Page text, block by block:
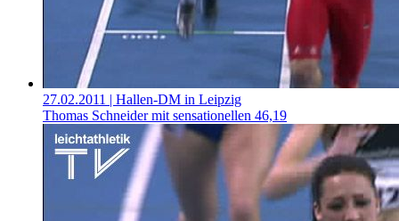
27.02.2011 | Hallen-DM in Leipzig
Thomas Schneider mit sensationellen 46,19